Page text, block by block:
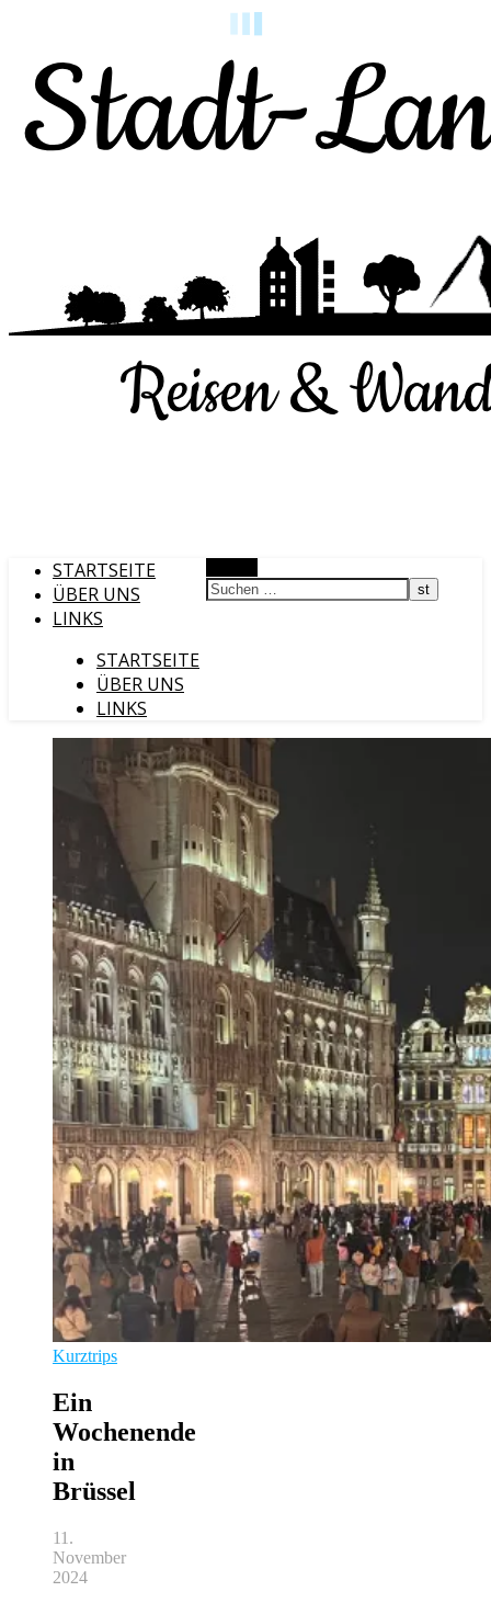
STARTSEITE
ÜBER UNS
LINKS
STARTSEITE
ÜBER UNS
LINKS
Kurztrips
Ein
Wochenende
in
Brüssel
11.
November
2024